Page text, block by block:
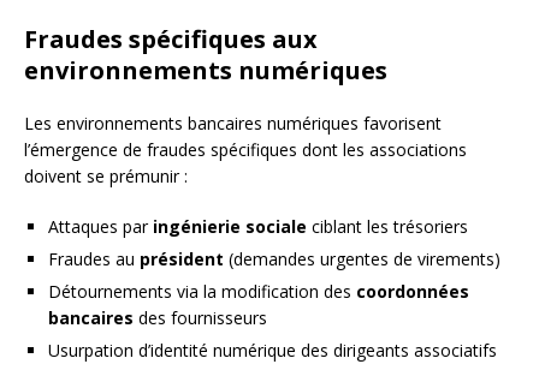
Fraudes spécifiques aux
environnements numériques
Les environnements bancaires numériques favorisent
l’émergence de fraudes spécifiques dont les associations
doivent se prémunir :
Attaques par ingénierie sociale ciblant les trésoriers
Fraudes au président (demandes urgentes de virements)
Détournements via la modification des coordonnées
bancaires des fournisseurs
Usurpation d’identité numérique des dirigeants associatifs